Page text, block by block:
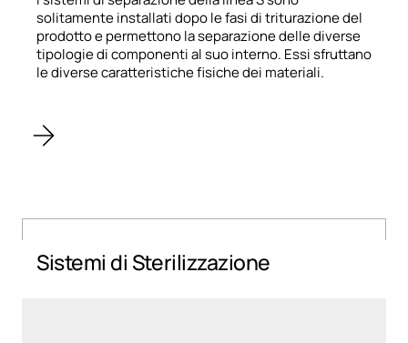
solitamente installati dopo le fasi di triturazione del
prodotto e permettono la separazione delle diverse
tipologie di componenti al suo interno. Essi sfruttano
le diverse caratteristiche fisiche dei materiali.
Sistemi di Sterilizzazione